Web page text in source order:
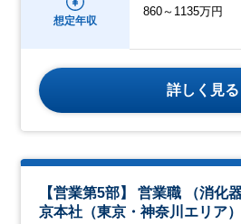
想定年収
860～1135万円
詳しく見る
【営業第5部】 営業職 （消化
京本社（東京・神奈川エリア）